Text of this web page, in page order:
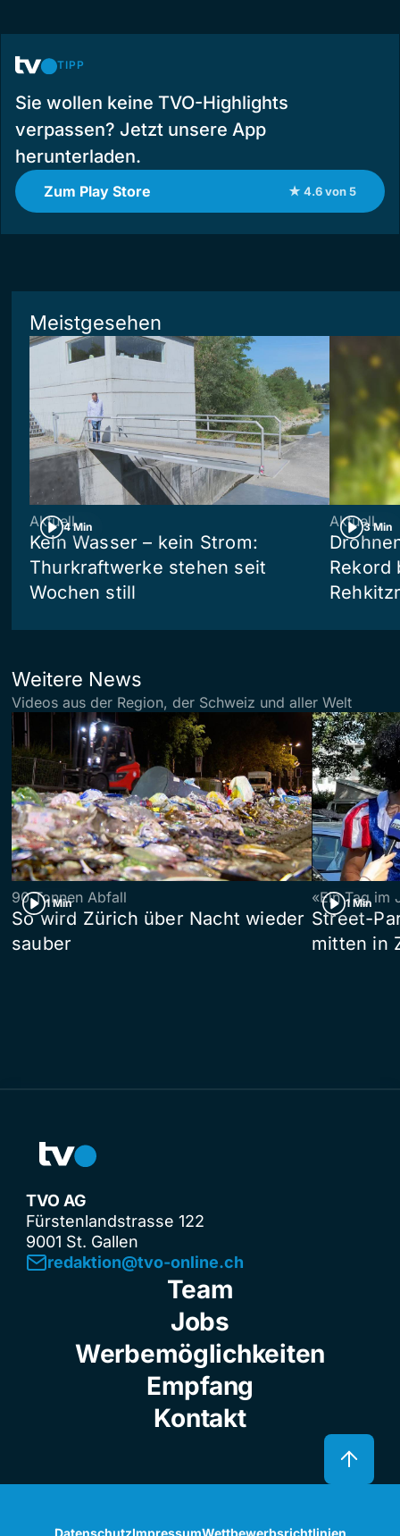
TIPP
Sie wollen keine TVO-Highlights
verpassen? Jetzt unsere App
herunterladen.
Zum Play Store ★ 4.6 von 5
Meistgesehen
4 Min
Aktuell
Kein Wasser – kein Strom:
Thurkraftwerke stehen seit
Wochen still
3 Min
Aktuell
Rekord
Weitere News
Videos aus der Region, der Schweiz und aller Welt
1 Min
90 Tonnen Abfall
So wird Zürich über Nacht wieder
sauber
1 Min
«Ein Tag im
Street-
mitten in
TVO AG
Fürstenlandstrasse 122
9001 St. Gallen
redaktion@tvo-online.ch
Team
Jobs
Werbemöglichkeiten
Empfang
Kontakt